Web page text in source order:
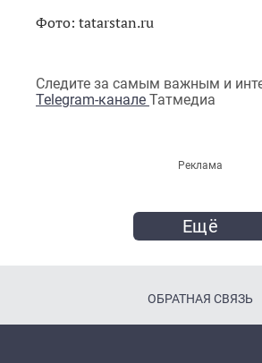
Фото: tatarstan.ru
Следите за самым важным и
Telegram-канале Татмедиа
Реклама
Ещё
ОБРАТНАЯ СВЯЗЬ